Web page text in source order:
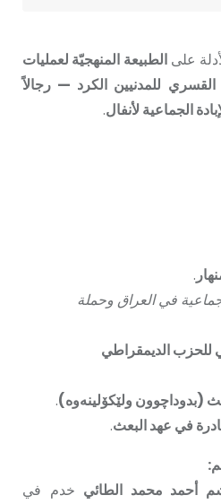
علىالطبيعة المنهجيّة لعمليات
القسري للمدنيين الكرد — رجالاً
الجماعية لأنفال.
.
في العراق وحملة
للحزب الديمقراطي
(بدوداچوون ولێکۆلینەوە).
في عهد البعث.
أحمد محمد الطائي خدم في